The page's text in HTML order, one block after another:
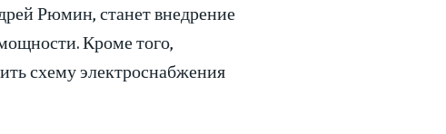
Рюмин, станет внедрение
Кроме того,
схему электроснабжения